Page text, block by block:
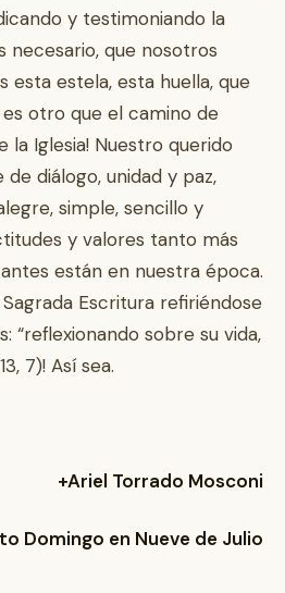
y testimoniando la
necesario, que nosotros
esta estela, esta huella, que
es otro que el camino de
la Iglesia! Nuestro querido
diálogo, unidad y paz,
simple, sencillo y
y valores tanto más
están en nuestra época.
Escritura refiriéndose
“reflexionando sobre su vida,
7)! Así sea.
+Ariel Torrado Mosconi
Domingo en Nueve de Julio